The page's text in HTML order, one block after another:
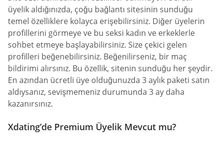
üyelik aldığınızda, çoğu bağlantı sitesinin sunduğu
temel özelliklere kolayca erişebilirsiniz. Diğer üyelerin
profillerini görmeye ve bu seksi kadın ve erkeklerle
sohbet etmeye başlayabilirsiniz. Size çekici gelen
profilleri beğenebilirsiniz. Beğenilirseniz, bir maç
bildirimi alırsınız. Bu özellik, sitenin sunduğu her şeydir.
En azından ücretli üye olduğunuzda 3 aylık paketi satın
aldıysanız, sevişmemeniz durumunda 3 ay daha
kazanırsınız.
Xdating’de Premium Üyelik Mevcut mu?